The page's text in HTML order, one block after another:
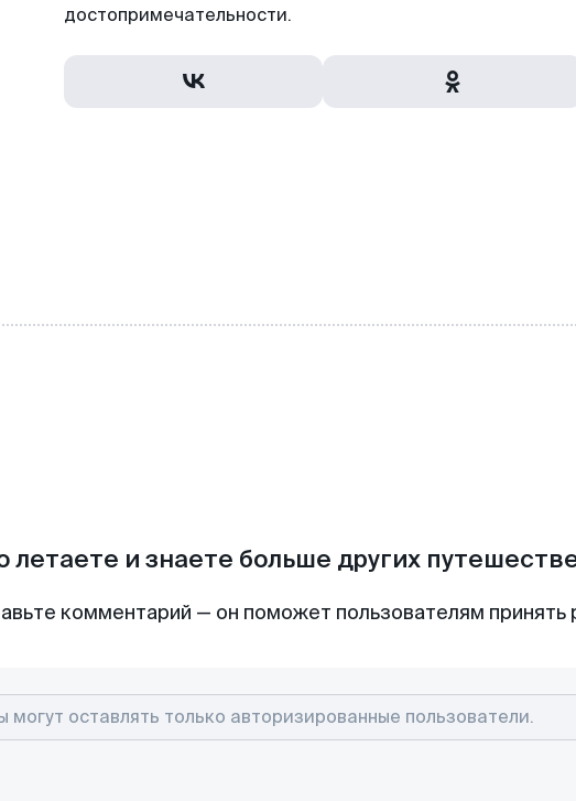
достопримечательности.
летаете и знаете больше других
комментарий — он поможет пользователям принять